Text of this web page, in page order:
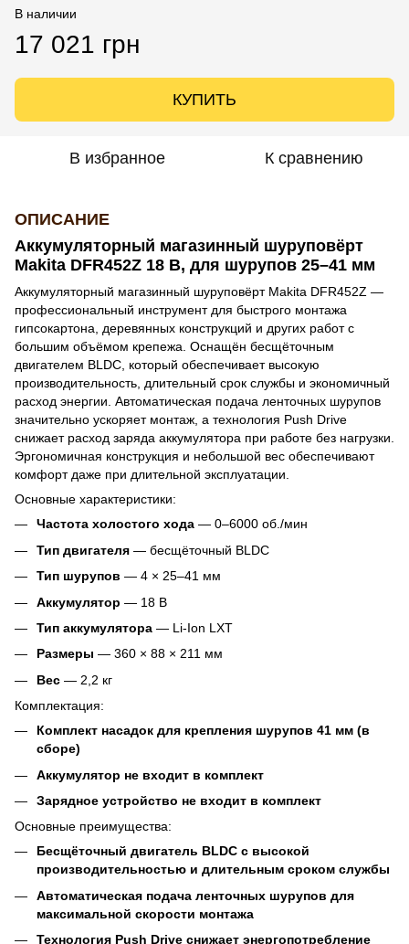
В наличии
17 021 грн
КУПИТЬ
В избранное К сравнению
ОПИСАНИЕ
Аккумуляторный магазинный шуруповёрт
Makita DFR452Z 18 В, для шурупов 25–41 мм
Аккумуляторный магазинный шуруповёрт Makita DFR452Z —
профессиональный инструмент для быстрого монтажа
гипсокартона, деревянных конструкций и других работ с
большим объёмом крепежа. Оснащён бесщёточным
двигателем BLDC, который обеспечивает высокую
производительность, длительный срок службы и экономичный
расход энергии. Автоматическая подача ленточных шурупов
значительно ускоряет монтаж, а технология Push Drive
снижает расход заряда аккумулятора при работе без нагрузки.
Эргономичная конструкция и небольшой вес обеспечивают
комфорт даже при длительной эксплуатации.
Основные характеристики:
Частота холостого хода — 0–6000 об./мин
Тип двигателя — бесщёточный BLDC
Тип шурупов — 4 × 25–41 мм
Аккумулятор — 18 В
Тип аккумулятора — Li-Ion LXT
Размеры — 360 × 88 × 211 мм
Вес — 2,2 кг
Комплектация:
Комплект насадок для крепления шурупов 41 мм (в
сборе)
Аккумулятор не входит в комплект
Зарядное устройство не входит в комплект
Основные преимущества:
Бесщёточный двигатель BLDC с высокой
производительностью и длительным сроком службы
Автоматическая подача ленточных шурупов для
максимальной скорости монтажа
Технология Push Drive снижает энергопотребление